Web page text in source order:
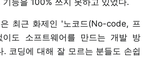
최근 화제인 '노코드(No-code, 프
이도 소프트웨어를 만드는 개발 방
. 코딩에 대해 잘 모르는 분들도 손쉽